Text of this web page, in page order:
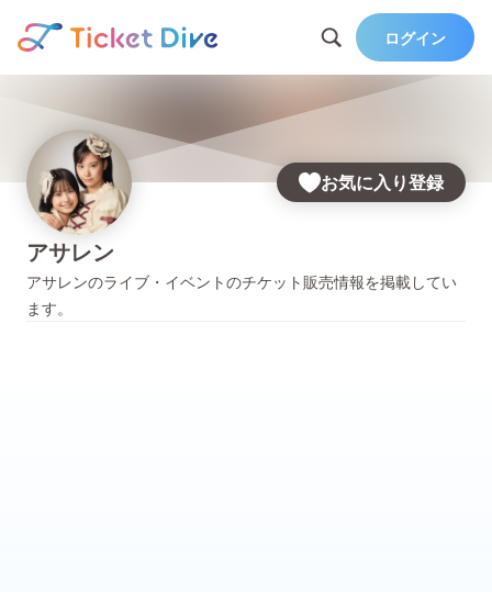
ログイン
お気に入り登録
アサレン
アサレンのライブ・イベントのチケット販売情報を掲載してい
ます。